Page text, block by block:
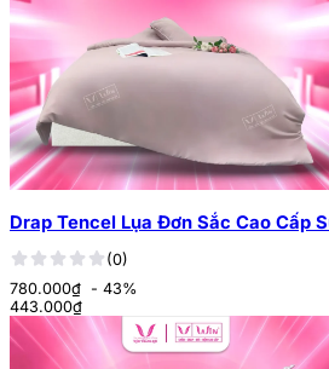
Drap Tencel Lụa Đơn Sắc Cao Cấp
(0)
780.000₫ - 43%
443.000₫